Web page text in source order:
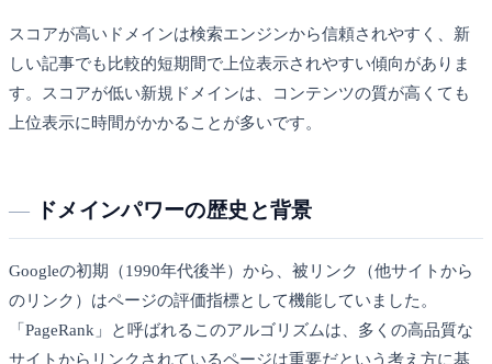
スコアが高いドメインは検索エンジンから信頼されやすく、新
しい記事でも比較的短期間で上位表示されやすい傾向がありま
す。スコアが低い新規ドメインは、コンテンツの質が高くても
上位表示に時間がかかることが多いです。
ドメインパワーの歴史と背景
Googleの初期（1990年代後半）から、被リンク（他サイトから
のリンク）はページの評価指標として機能していました。
「PageRank」と呼ばれるこのアルゴリズムは、多くの高品質な
サイトからリンクされているページは重要だという考え方に基